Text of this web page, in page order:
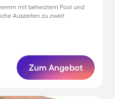
mit beheiztem Pool und
Auszeiten zu zweit
Zum Angebot